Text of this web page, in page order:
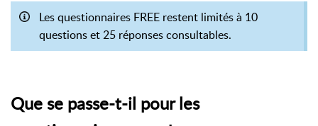
Les questionnaires FREE restent limités à 10
questions et 25 réponses consultables.
Que se passe-t-il pour les